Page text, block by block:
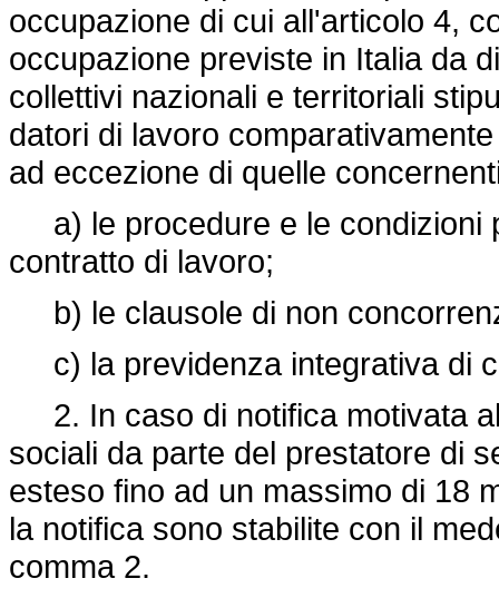
occupazione di cui all'articolo 4,
occupazione previste in Italia da
collettivi nazionali e territoriali
datori di lavoro
ad eccezione di quelle
a) le procedure e le condizioni
contratto di lavoro;
b) le clausole di non
c) la previdenza integrativa di
2. In caso di notifica motivata
sociali da parte del prestatore di
esteso fino ad un massimo di 18
la notifica sono stabilite con il
comma 2.